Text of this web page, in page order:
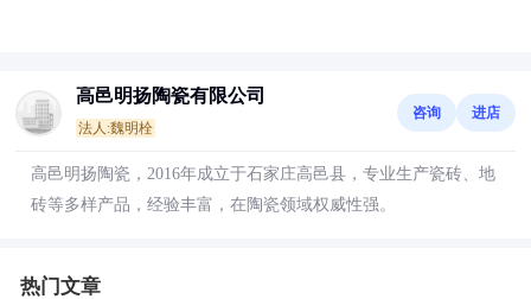
高邑明扬陶瓷有限公司
法人:魏明栓
咨询 进店
高邑明扬陶瓷，2016年成立于石家庄高邑县，专业生产瓷砖、地
砖等多样产品，经验丰富，在陶瓷领域权威性强。
热门文章